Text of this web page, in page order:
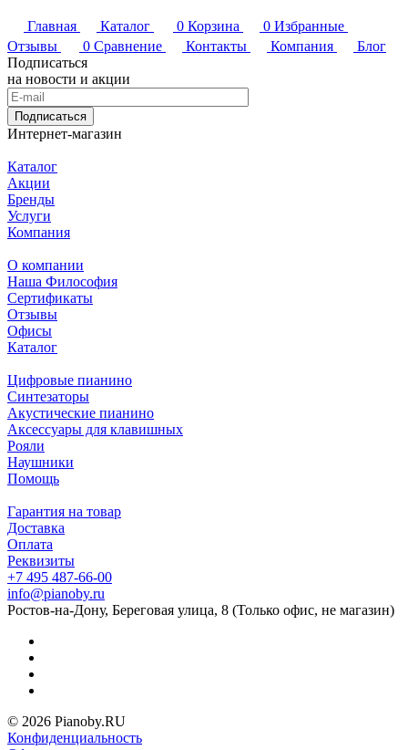
Главная Каталог 0 Корзина 0 Избранные
Отзывы
0 Сравнение Контакты Компания
Блог
Подписаться
на новости и акции
Подписаться
Интернет-магазин
Каталог
Акции
Бренды
Услуги
Компания
О компании
Наша Философия
Сертификаты
Отзывы
Офисы
Каталог
Цифровые пианино
Синтезаторы
Акустические пианино
Аксессуары для клавишных
Рояли
Наушники
Помощь
Гарантия на товар
Доставка
Оплата
Реквизиты
+7 495 487-66-00
info@pianoby.ru
Ростов-на-Дону, Береговая улица, 8 (Только офис, не магазин)
© 2026 Pianoby.RU
Конфиденциальность